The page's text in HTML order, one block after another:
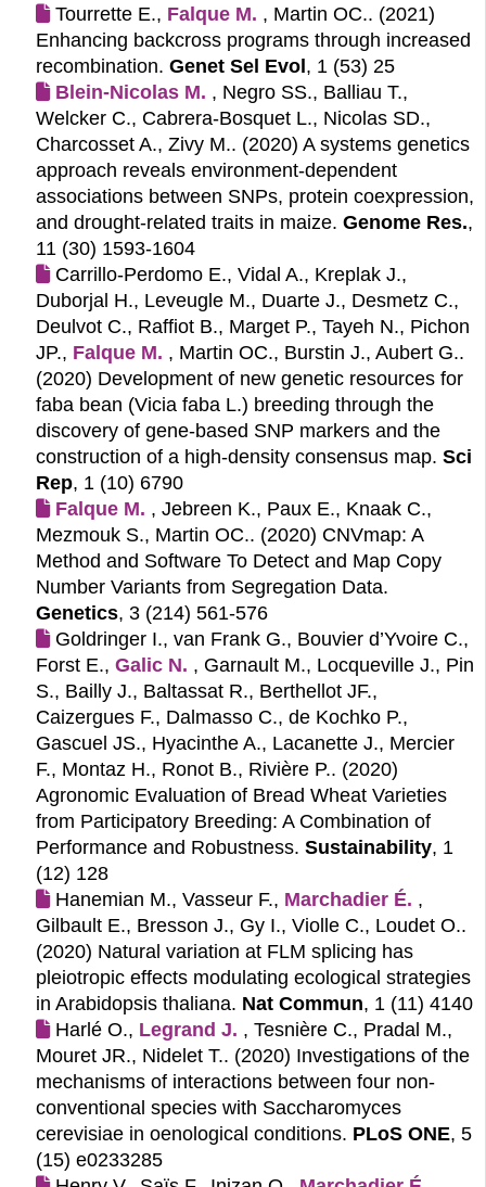
Tourrette E., Falque M. , Martin OC.. (2021)
Enhancing backcross programs through increased
recombination. Genet Sel Evol, 1 (53) 25
Blein-Nicolas M. , Negro SS., Balliau T.,
Welcker C., Cabrera-Bosquet L., Nicolas SD.,
Charcosset A., Zivy M.. (2020) A systems genetics
approach reveals environment-dependent
associations between SNPs, protein coexpression,
and drought-related traits in maize. Genome Res.,
11 (30) 1593-1604
Carrillo-Perdomo E., Vidal A., Kreplak J.,
Duborjal H., Leveugle M., Duarte J., Desmetz C.,
Deulvot C., Raffiot B., Marget P., Tayeh N., Pichon
JP., Falque M. , Martin OC., Burstin J., Aubert G..
(2020) Development of new genetic resources for
faba bean (Vicia faba L.) breeding through the
discovery of gene-based SNP markers and the
construction of a high-density consensus map. Sci
Rep, 1 (10) 6790
Falque M. , Jebreen K., Paux E., Knaak C.,
Mezmouk S., Martin OC.. (2020) CNVmap: A
Method and Software To Detect and Map Copy
Number Variants from Segregation Data.
Genetics, 3 (214) 561-576
Goldringer I., van Frank G., Bouvier d’Yvoire C.,
Forst E., Galic N. , Garnault M., Locqueville J., Pin
S., Bailly J., Baltassat R., Berthellot JF.,
Caizergues F., Dalmasso C., de Kochko P.,
Gascuel JS., Hyacinthe A., Lacanette J., Mercier
F., Montaz H., Ronot B., Rivière P.. (2020)
Agronomic Evaluation of Bread Wheat Varieties
from Participatory Breeding: A Combination of
Performance and Robustness. Sustainability, 1
(12) 128
Hanemian M., Vasseur F., Marchadier É. ,
Gilbault E., Bresson J., Gy I., Violle C., Loudet O..
(2020) Natural variation at FLM splicing has
pleiotropic effects modulating ecological strategies
in Arabidopsis thaliana. Nat Commun, 1 (11) 4140
Harlé O., Legrand J. , Tesnière C., Pradal M.,
Mouret JR., Nidelet T.. (2020) Investigations of the
mechanisms of interactions between four non-
conventional species with Saccharomyces
cerevisiae in oenological conditions. PLoS ONE, 5
(15) e0233285